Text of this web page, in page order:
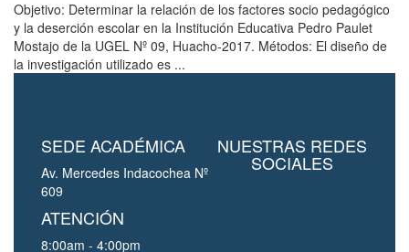
Objetivo: Determinar la relación de los factores socio pedagógico
y la deserción escolar en la Institución Educativa Pedro Paulet
Mostajo de la UGEL Nº 09, Huacho-2017. Métodos: El diseño de
la investigación utilizado es ...
SEDE ACADÉMICA
Av. Mercedes Indacochea Nº
609
ATENCIÓN
8:00am - 4:00pm
NUESTRAS REDES
SOCIALES